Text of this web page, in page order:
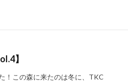
】
！この森に来たのは冬に、TKC